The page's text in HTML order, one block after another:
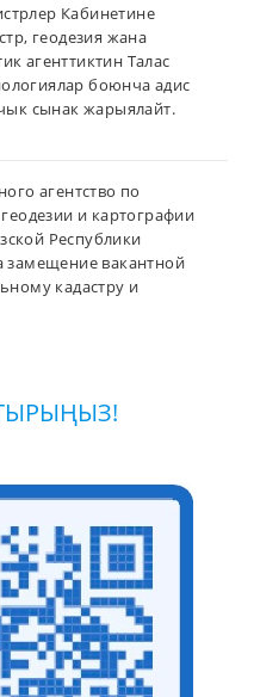
Кабинетине
геодезия жана
агенттиктин Талас
боюнча адис
сынак жарыялайт.
агентство по
и картографии
Республики
замещение вакантной
кадастру и